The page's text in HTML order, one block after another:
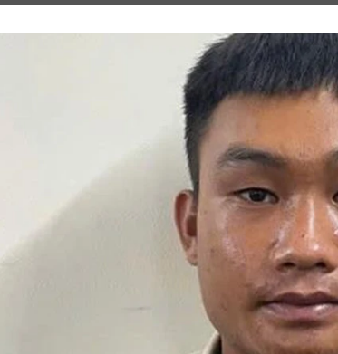
luật
Góc nhìn luật gia
Hồ sơ điều tra
Tiếng nói công dân
An ninh - Hình sự
INFOCUS